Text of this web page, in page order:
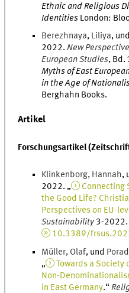
Ethnic and Religious
Identities London:
Berezhnaya, Liliya, und
2022.New
European Studies, Bd.
Myths of East
in the Age of
Berghahn Books.
Artikel
Forschungsartikel
Klinkenborg, Hannah,
2022. „
Connecting
the Good Life?
Perspectives on EU-
Sustainability 3-2022.
10.3389/
Müller, Olaf, und
„
Towards a Society
Non-
in East Germany.“